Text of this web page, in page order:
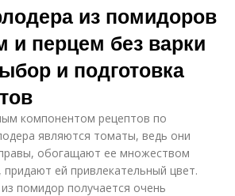
из помидоров
и перцем без варки
и подготовка
компонентом рецептов по
являются томаты, ведь они
обогащают ее множеством
ей привлекательный цвет.
помидор получается очень